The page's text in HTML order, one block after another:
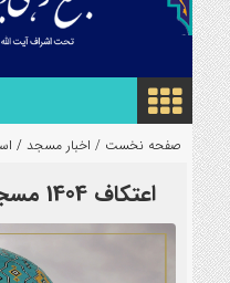
صفحه نخست / اخبار مسجد /
اعتکاف 1404 مسجد رکن الملک اصفهان